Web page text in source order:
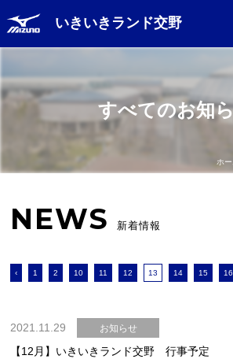
いきいきランド交野
すべてのお知
ホ
NEWS 新着情報
‹ 1 2 10 11 12 13 14 15 16
2021.11.29 お知らせ
【12月】いきいきランド交野 行事予定